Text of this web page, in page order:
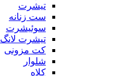
تیشرت
ست زنانه
سوئیشرت
تیشرت لانگ
کت مزونی
شلوار
کلاه